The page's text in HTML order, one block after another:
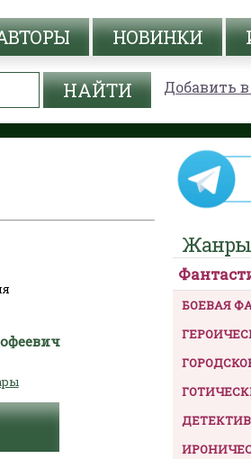
НОВИНКИ
Добавить
Жанры
БОЕВАЯ